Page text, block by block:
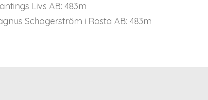
Livs AB: 483m
Schagerström i Rosta AB: 483m